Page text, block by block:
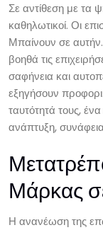
Σε αντίθεση με τα
καθηλωτικοί. Οι
Μπαίνουν σε
βοηθά τις
σαφήνεια και
εξηγήσουν
ταυτότητά τους,
ανάπτυξη,
Μάρκας
Η ανανέωση της